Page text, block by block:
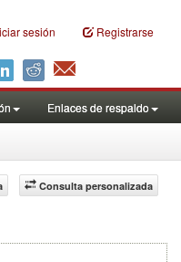
sesión Registrarse
Enlaces de respaldo
Consulta personalizada